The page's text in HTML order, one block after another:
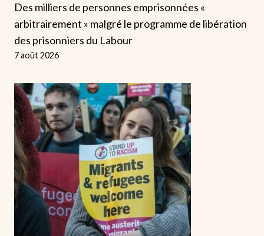
Des milliers de personnes emprisonnées «
arbitrairement » malgré le programme de libération
des prisonniers du Labour
7 août 2026